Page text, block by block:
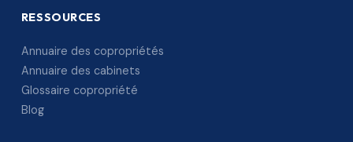
RESSOURCES
Annuaire des copropriétés
Annuaire des cabinets
Glossaire copropriété
Blog